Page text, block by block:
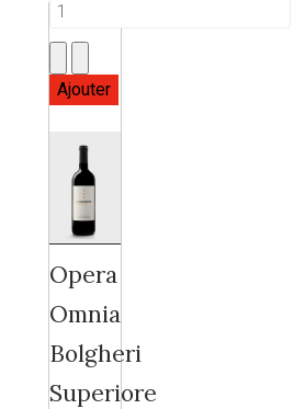
Opera
Omnia
Bolgheri
Superiore